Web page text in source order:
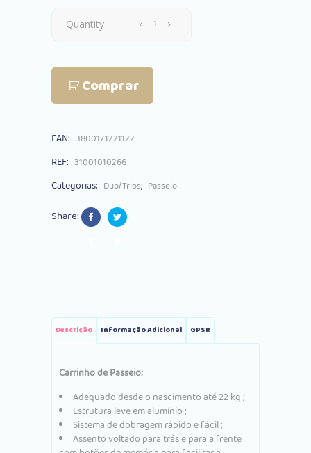
Trio
Mia
em
Menta
Quantity
Comprar
EAN: 3800171221122
REF: 31001010266
Categorias: Duo/Trios, Passeio
Share:
Descrição Informação Adicional GPSR
Carrinho de Passeio:
Adequado desde o nascimento até 22 kg;
Estrutura leve em alumínio;
Sistema de dobragem rápido e fácil;
Assento voltado para trás e para a frente